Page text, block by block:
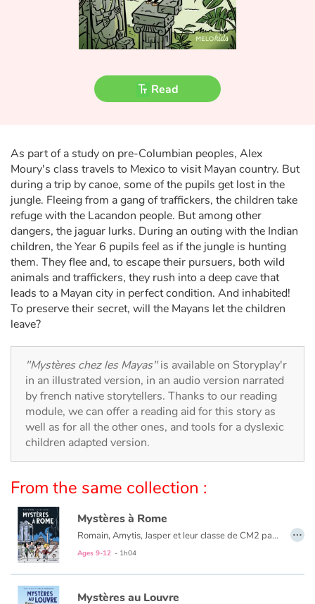
Princesses and princes, kings, queens and dragons
Ogres, monsters and witches
Heroines and Heroes
The animals
Travel, epic, investigation, adventure
Around the world
Learning
Arts, space, activities
Documentaries
With the family
Daily life and hobbies
At school
Festivals and events
Love and friendship
Social issues
Emotions and feelings
Read
As part of a study on pre-Columbian peoples, Alex
Moury's class travels to Mexico to visit Mayan country. But
during a trip by canoe, some of the pupils get lost in the
jungle. Fleeing from a gang of traffickers, the children take
refuge with the Lacandon people. But among other
dangers, the jaguar lurks. During an outing with the Indian
children, the Year 6 pupils feel as if the jungle is hunting
them. They flee and, to escape their pursuers, both wild
animals and traffickers, they rush into a deep cave that
leads to a Mayan city in perfect condition. And inhabited!
To preserve their secret, will the Mayans let the children
leave?
"Mystères chez les Mayas"is available on Storyplay'r
in an illustrated version, in an audio version narrated
by french native storytellers. Thanks to our reading
module, we can offer a reading aid for this story as
well as for all the other ones, and tools for a dyslexic
children adapted version.
From the same collection :
Mystères à Rome
Romain, Amytis, Jasper et leur classe de CM2 participent à un stage archéologique à Rome. Ils font la connaissance d’élèves italiens qui partagent leurs travaux, sous la direction d’un professeur un peu fou. Au cours de leurs fouilles, ils découvrent un tombeau étrusque qui, d’après les indications gravées sur le sarcophage, serait celui d’un dieu malfaisant. Mais n’est-il pas dangereux de réveiller un dieu capable de lancer des foudres sur la ville ? Et qu’est-il arrivé au professeur dont le corps est retrouvé dans le sarcophage de pierre ?
Ages 9-12 - 1h04
…
Mystères au Louvre